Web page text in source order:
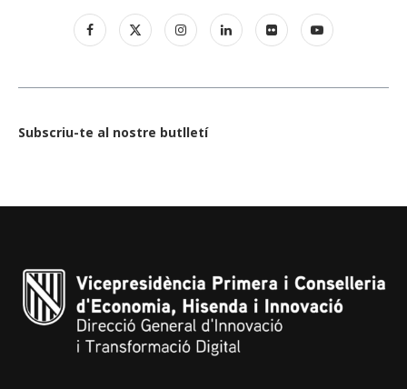
Subscriu-te al nostre butlletí